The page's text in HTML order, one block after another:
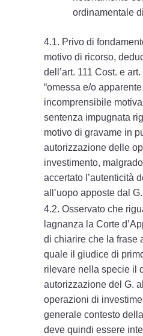
ordinamentale
4.1. Privo di
motivo di ricorso,
dell’art. 111 Cost. e
“omessa e/o
incomprensibile
sentenza impugnata
motivo di gravame in
autorizzazione delle
investimento,
accertato l’autenticità
all’uopo apposte dal
4.2. Osservato che
lagnanza la Corte
di chiarire che la frase
quale il giudice di
rilevare nella specie il
autorizzazione del G.
operazioni di
generale contesto
deve quindi essere